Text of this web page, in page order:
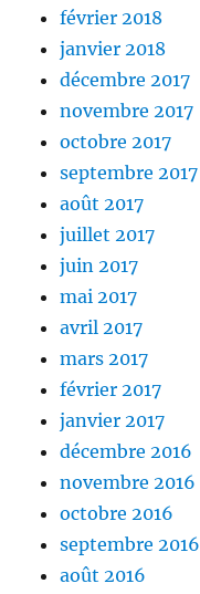
février 2018
janvier 2018
décembre 2017
novembre 2017
octobre 2017
septembre 2017
août 2017
juillet 2017
juin 2017
mai 2017
avril 2017
mars 2017
février 2017
janvier 2017
décembre 2016
novembre 2016
octobre 2016
septembre 2016
août 2016